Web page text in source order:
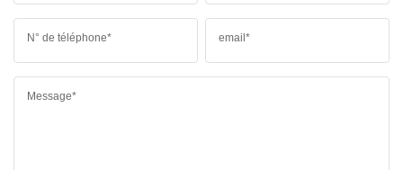
N° de téléphone* email*
Message*